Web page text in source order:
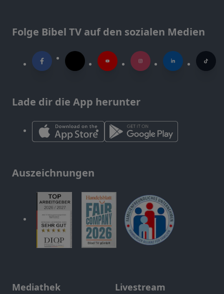
Folge Bibel TV auf den sozialen Medien
Lade dir die App herunter
Auszeichnungen
Mediathek Livestream